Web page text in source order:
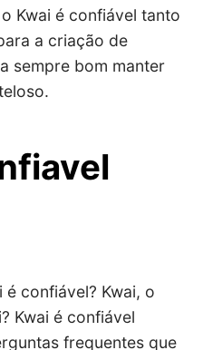
Kwai é confiável tanto
a criação de
sempre bom manter
é confiável? Kwai, o
Kwai é confiável
frequentes que